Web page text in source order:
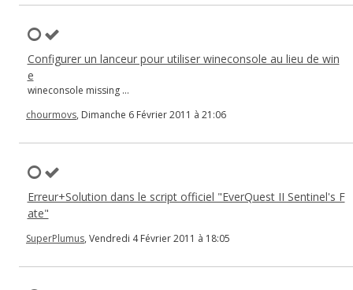
Configurer un lanceur pour utiliser wineconsole au lieu de win
e
wineconsole missing ...
chourmovs, Dimanche 6 Février 2011 à 21:06
Erreur+Solution dans le script officiel "EverQuest II Sentinel's F
ate"
SuperPlumus, Vendredi 4 Février 2011 à 18:05